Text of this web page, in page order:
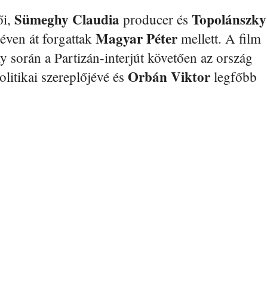
Sümeghy Claudia producer és Topolánszky
át forgattak Magyar Péter mellett. A film
során a Partizán-interjút követően az ország
szereplőjévé és Orbán Viktor legfőbb